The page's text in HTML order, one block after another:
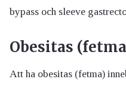
bypass och sleeve
Obesitas
Att ha obesitas (fetma)